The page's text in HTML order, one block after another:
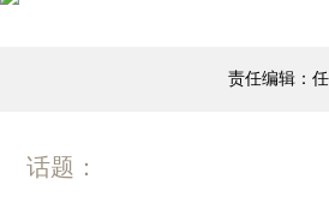
责任编辑：
话题：